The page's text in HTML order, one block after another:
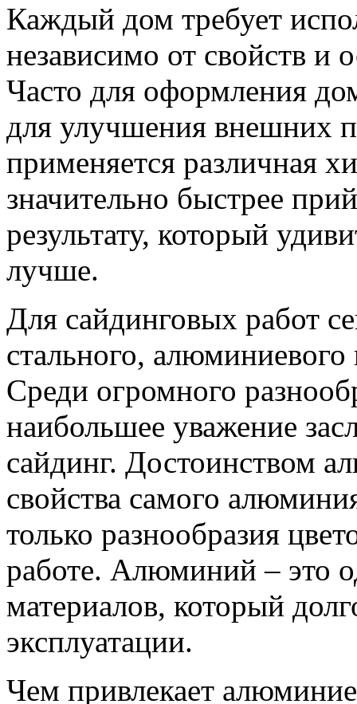
Каждый дом требует
независимо от свойств и
Часто для оформления
для улучшения внешних
применяется различная
значительно быстрее
результату, который
лучше.
Для сайдинговых работ
стального, алюминиевого
Среди огромного
наибольшее уважение
сайдинг. Достоинством
свойства самого
только разнообразия
работе. Алюминий – это
материалов, который
эксплуатации.
Чем привлекает